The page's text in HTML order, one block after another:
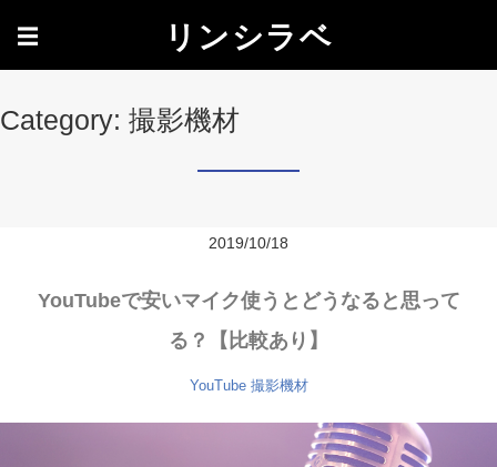
☰ リンシラベ
Category: 撮影機材
2019/10/18
YouTubeで安いマイク使うとどうなると思って
る？【比較あり】
YouTube 撮影機材